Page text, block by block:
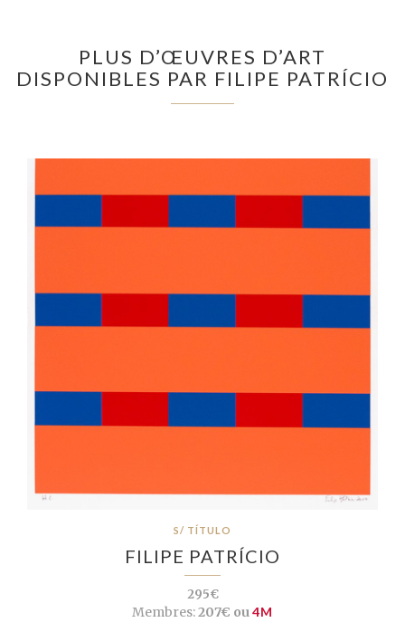
PLUS D’ŒUVRES D’ART
DISPONIBLES PAR FILIPE PATRÍCIO
S/ TÍTULO
FILIPE PATRÍCIO
295€
Membres:207€ ou 4M